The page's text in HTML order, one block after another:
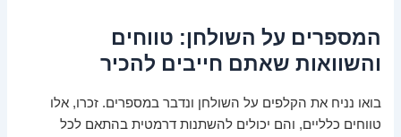
המספרים על השולחן: טווחים
והשוואות שאתם חייבים להכיר
בואו נניח את הקלפים על השולחן ונדבר במספרים. זכרו, אלו
טווחים כלליים, והם יכולים להשתנות דרמטית בהתאם לכל